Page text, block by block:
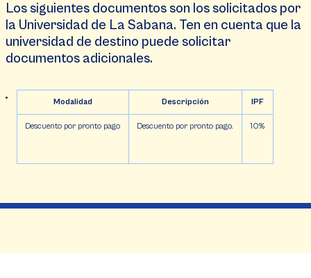
Los siguientes documentos son los solicitados por
la Universidad de La Sabana. Ten en cuenta que la
universidad de destino puede solicitar
documentos adicionales.
Modalidad Descripción IPF
Descuento por pronto pago Descuento por pronto pago. 10%